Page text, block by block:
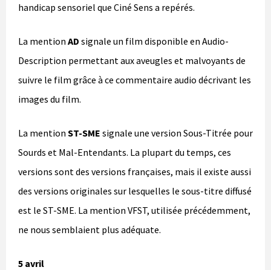
handicap sensoriel que Ciné Sens a repérés.
La mention AD signale un film disponible en Audio-
Description permettant aux aveugles et malvoyants de
suivre le film grâce à ce commentaire audio décrivant les
images du film.
La mention ST-SME signale une version Sous-Titrée pour
Sourds et Mal-Entendants. La plupart du temps, ces
versions sont des versions françaises, mais il existe aussi
des versions originales sur lesquelles le sous-titre diffusé
est le ST-SME. La mention VFST, utilisée précédemment,
ne nous semblaient plus adéquate.
5 avril